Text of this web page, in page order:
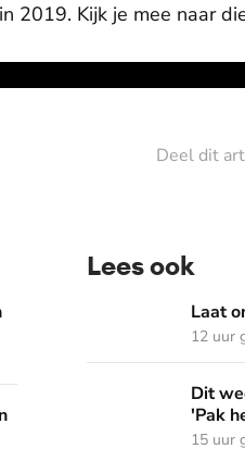
2019. Kijk je mee naar
Deel dit
in ons werkt'
je hebt'
Lees ook
Laat ons weten
Laat
12 uur
Dit weekend in
Dit
'Pak
15 uur